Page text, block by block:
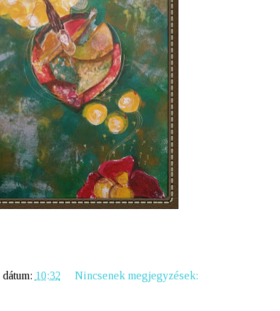
dátum: 10:32 Nincsenek megjegyzések: